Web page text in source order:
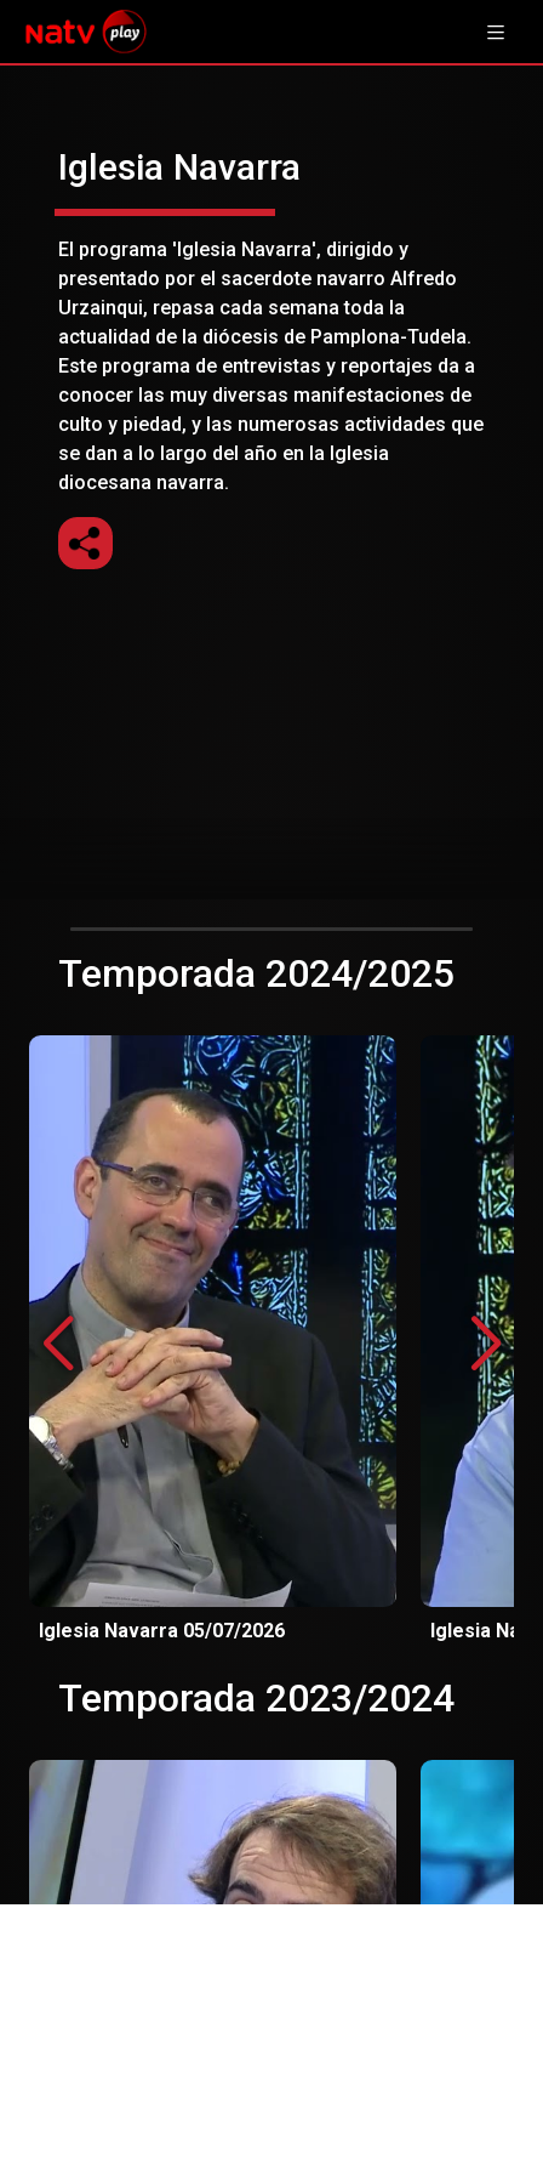
Iglesia Navarra
El programa 'Iglesia Navarra', dirigido y
presentado por el sacerdote navarro Alfredo
Urzainqui, repasa cada semana toda la
actualidad de la diócesis de Pamplona-Tudela.
Este programa de entrevistas y reportajes da a
conocer las muy diversas manifestaciones de
culto y piedad, y las numerosas actividades que
se dan a lo largo del año en la Iglesia
diocesana navarra.
Temporada 2024/2025
Iglesia Navarra 05/07/2026 Iglesia
Temporada 2023/2024